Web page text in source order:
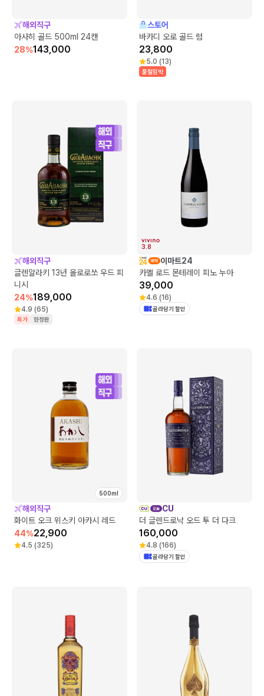
해외직구
아사히 골드 500ml 24캔
28%143,000
스토어
바카디 오로 골드 럼
23,800
5.0 (13)
품절임박
해외직구
글렌알라키 13년 올로로쏘 우드 피
니시
24%189,000
4.9 (65)
특가 한정판
3.8
이마트24
카멜 로드 몬테레이 피노 누아
39,000
4.6 (16)
골라담기 할인
500ml
해외직구
화이트 오크 위스키 아카시 레드
44%22,900
4.5 (325)
CU
더 글렌드로낙 오드 투 더 다크
160,000
4.8 (166)
골라담기 할인